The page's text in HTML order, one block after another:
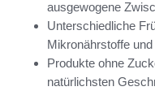
ausgewogene
Unterschiedliche
Mikronährstoffe
Produkte ohne
natürlichsten